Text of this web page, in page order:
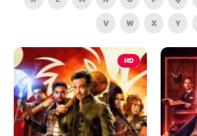
V
W X Y
HD